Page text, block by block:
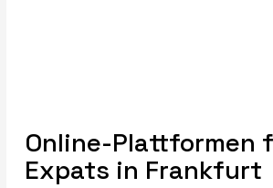
Online-Plattformen
Expats in Frankfurt